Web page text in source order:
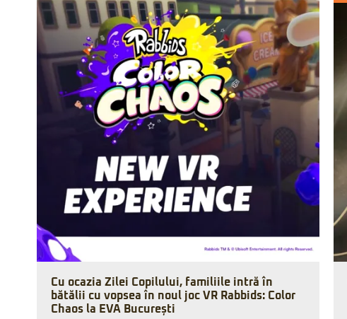
Cu ocazia Zilei Copilului, familiile intră în
bătălii cu vopsea în noul joc VR Rabbids: Color
Chaos la EVA București